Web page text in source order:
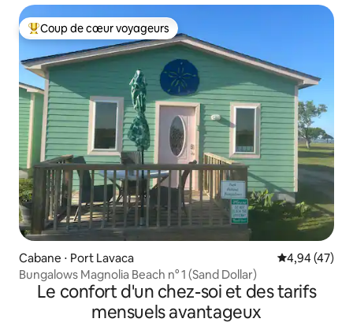
Coups de cœur voyageurs les plus appréciés
Coup de cœur voyageurs
Cabane ⋅ Port Lavaca Évaluation
4,94 (47)
Bungalows Magnolia Beach n° 1 (Sand Dollar)
Le confort d'un chez-soi et des tarifs
mensuels avantageux